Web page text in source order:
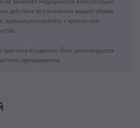
действия по изменению вашего образа
проконсультируйтесь с врачом или
Кундалини Йоги рекомендуется
преподавателя.